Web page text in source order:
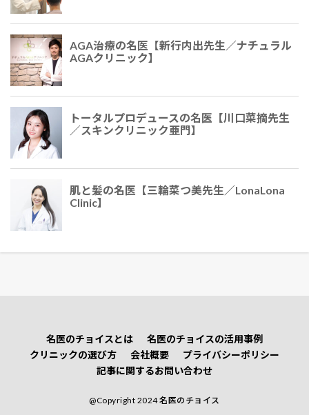
AGA治療の名医【新行内出先生／ナチュラル
AGAクリニック】
トータルプロデュースの名医【川口菜摘先生
／スキンクリニック亜門】
肌と髪の名医【三輪菜つ美先生／LonaLona
Clinic】
名医のチョイスとは
名医のチョイスの活用事例
クリニックの選び方
会社概要
プライバシーポリシー
記事に関するお問い合わせ
@Copyright 2024 名医のチョイス